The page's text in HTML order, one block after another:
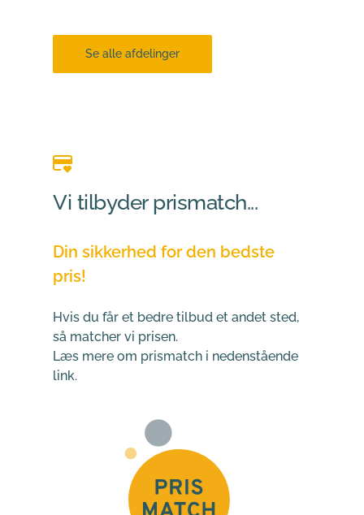
Se alle afdelinger
Vi tilbyder prismatch...
Din sikkerhed for den bedste
pris!
Hvis du får et bedre tilbud et andet sted,
så matcher vi prisen.
Læs mere om prismatch i nedenstående
link.